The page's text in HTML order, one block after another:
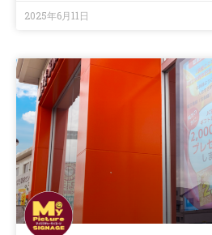
2025年6月11日